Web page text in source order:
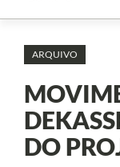
ARQUIVO
DO